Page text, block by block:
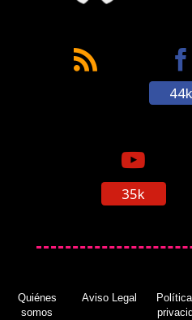
44k
35k
Quiénes
somos
Aviso Legal